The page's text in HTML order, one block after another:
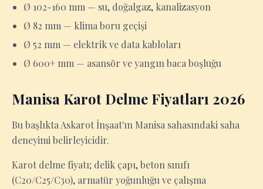
Ø 102-160 mm — su, doğalgaz, kanalizasyon
Ø 82 mm — klima boru geçişi
Ø 52 mm — elektrik ve data kabloları
Ø 600+ mm — asansör ve yangın baca boşluğu
Manisa Karot Delme Fiyatları 2026
Bu başlıkta Askarot İnşaat'ın Manisa sahasındaki saha
deneyimi belirleyicidir.
Karot delme fiyatı; delik çapı, beton sınıfı
(C20/C25/C30), armatür yoğunluğu ve çalışma